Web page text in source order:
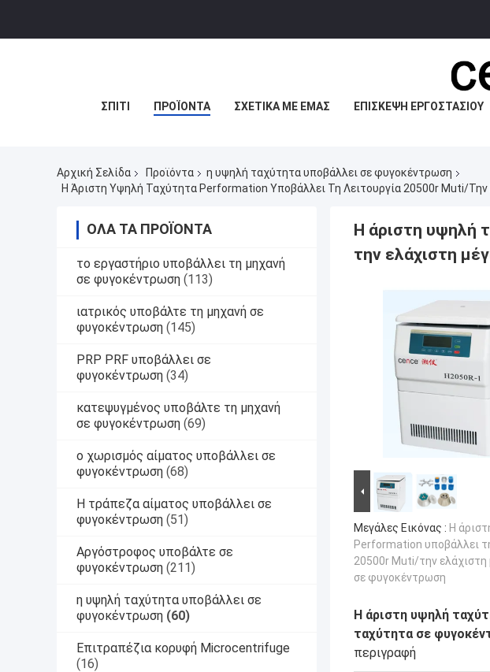
ΣΠΊΤΙ ΠΡΟΪΌΝΤΑ ΣΧΕΤΙΚΆ ΜΕ ΕΜΆΣ ΕΠΙΣΚΕΨΉ ΕΡΓΟΣΤΑΣΊΟΥ
Αρχική Σελίδα Προϊόντα
η υψηλή ταχύτητα υποβάλλει σε φυγοκέντρωση
Η Άριστη Υψηλή Ταχύτητα Performation Υποβάλλει Τη Λειτουργία 20500r Muti/
ΌΛΑ ΤΑ ΠΡΟΪΌΝΤΑ
το εργαστήριο υποβάλλει τη μηχανή
σε φυγοκέντρωση (113)
ιατρικός υποβάλτε τη μηχανή σε
φυγοκέντρωση (145)
PRP PRF υποβάλλει σε
φυγοκέντρωση (34)
κατεψυγμένος υποβάλτε τη μηχανή
σε φυγοκέντρωση (69)
ο χωρισμός αίματος υποβάλλει σε
φυγοκέντρωση (68)
Η τράπεζα αίματος υποβάλλει σε
φυγοκέντρωση (51)
Αργόστροφος υποβάλτε σε
φυγοκέντρωση (211)
η υψηλή ταχύτητα υποβάλλει σε
φυγοκέντρωση (60)
Επιτραπέζια κορυφή Microcentrifuge
(16)
Η άριστη υψηλή
την ελάχιστη
Μεγάλες Εικόνας : Η
Performation υποβάλλει
20500r Muti/την ελάχιστη
σε φυγοκέντρωση
Η άριστη υψηλή
ταχύτητα σε
περιγραφή